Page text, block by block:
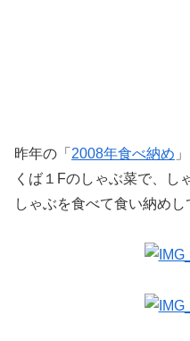
昨年の「 2008年食べ納め
くば１Fのしゃぶ菜で、し
しゃぶを食べて食い納めし